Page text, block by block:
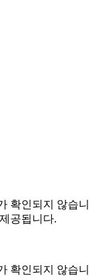
확인되지 않습니
공됩니다.
확인되지 않습니